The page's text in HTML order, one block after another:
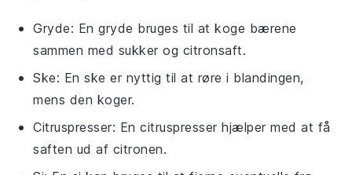
Gryde: En gryde bruges til at koge bærene
sammen med sukker og citronsaft.
Ske: En ske er nyttig til at røre i blandingen,
mens den koger.
Citruspresser: En citruspresser hjælper med at få
saften ud af citronen.